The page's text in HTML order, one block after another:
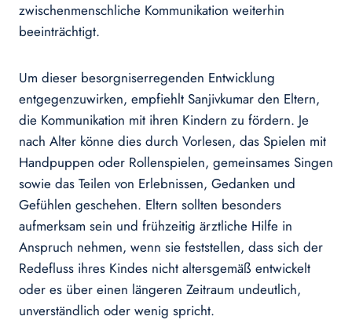
zwischenmenschliche Kommunikation weiterhin
beeinträchtigt.
Um dieser besorgniserregenden Entwicklung
entgegenzuwirken, empfiehlt Sanjivkumar den Eltern,
die Kommunikation mit ihren Kindern zu fördern. Je
nach Alter könne dies durch Vorlesen, das Spielen mit
Handpuppen oder Rollenspielen, gemeinsames Singen
sowie das Teilen von Erlebnissen, Gedanken und
Gefühlen geschehen. Eltern sollten besonders
aufmerksam sein und frühzeitig ärztliche Hilfe in
Anspruch nehmen, wenn sie feststellen, dass sich der
Redefluss ihres Kindes nicht altersgemäß entwickelt
oder es über einen längeren Zeitraum undeutlich,
unverständlich oder wenig spricht.